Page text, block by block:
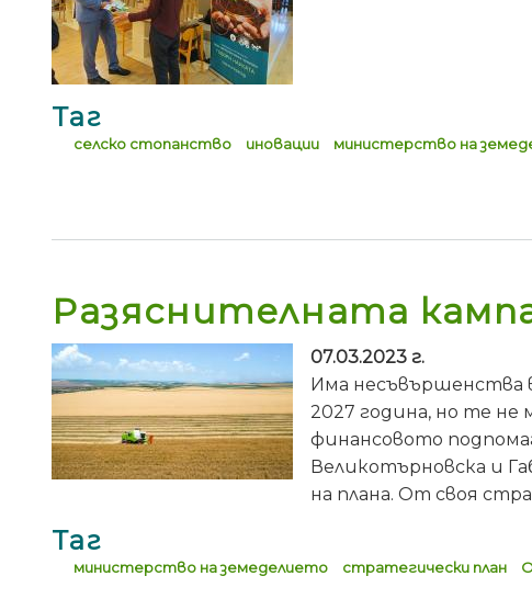
Таг
селско стопанство иновации министерство на
Разяснителната
07.03.2023 г.
Има несъвършенства
2027 година, но те
финансовото
Великотърновска и
на плана. От своя
Таг
министерство на земеделието стратегически план